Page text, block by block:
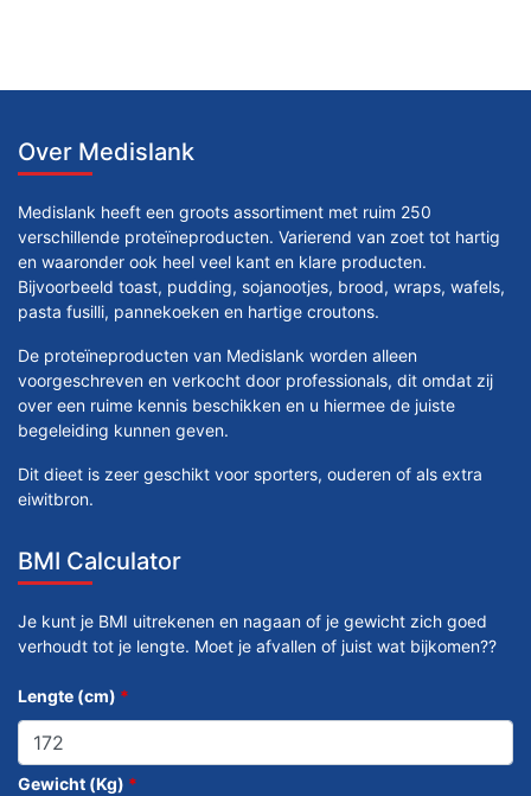
Over Medislank
Medislank heeft een groots assortiment met ruim 250
verschillende proteïneproducten. Varierend van zoet tot hartig
en waaronder ook heel veel kant en klare producten.
Bijvoorbeeld toast, pudding, sojanootjes, brood, wraps, wafels,
pasta fusilli, pannekoeken en hartige croutons.
De proteïneproducten van Medislank worden alleen
voorgeschreven en verkocht door professionals, dit omdat zij
over een ruime kennis beschikken en u hiermee de juiste
begeleiding kunnen geven.
Dit dieet is zeer geschikt voor sporters, ouderen of als extra
eiwitbron.
BMI Calculator
Je kunt je BMI uitrekenen en nagaan of je gewicht zich goed
verhoudt tot je lengte. Moet je afvallen of juist wat bijkomen??
Lengte (cm) *
Gewicht (Kg) *